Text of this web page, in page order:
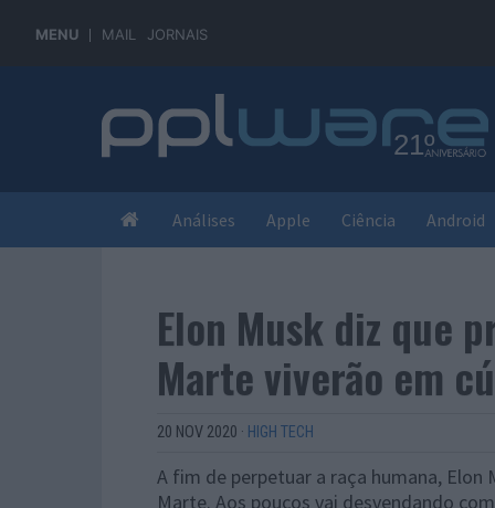
MENU MAIL JORNAIS
Análises Apple Ciência Android
Elon Musk diz que
Marte viverão em
20 NOV 2020 · HIGH TECH
A fim de perpetuar a raça humana, Elon
Marte. Aos poucos vai desvendando